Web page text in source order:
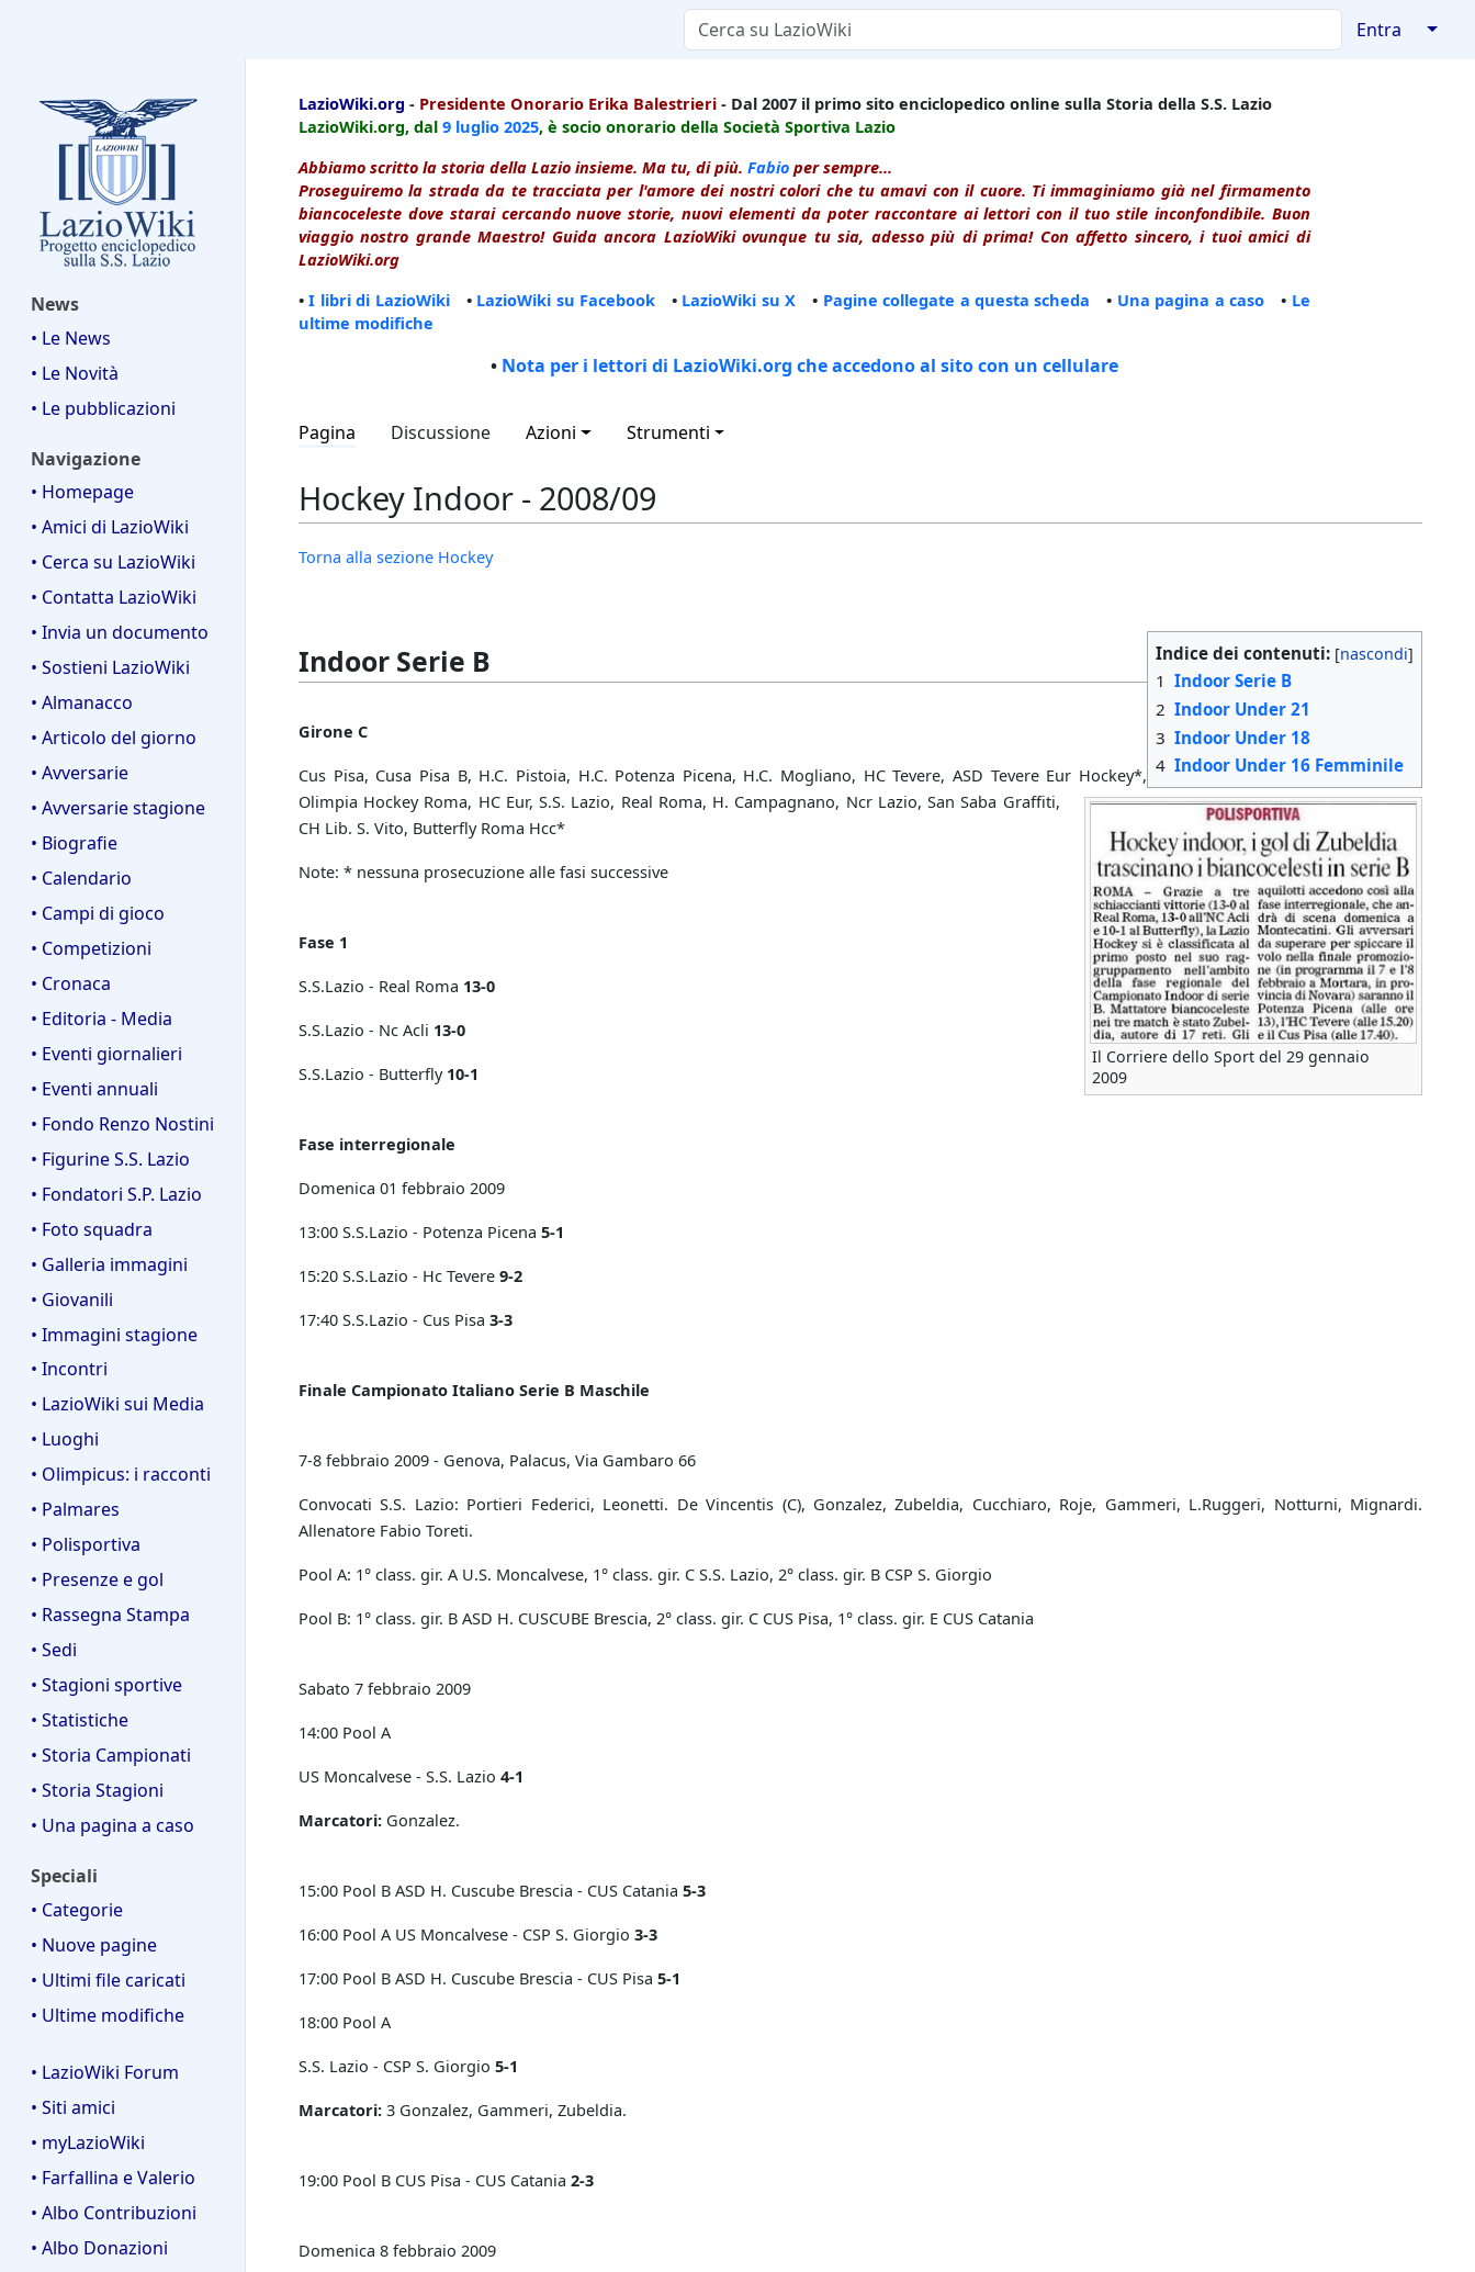
Entra ↓
News
• Le News
• Le Novità
• Le pubblicazioni
Navigazione
• Homepage
• Amici di LazioWiki
• Cerca su LazioWiki
• Contatta LazioWiki
• Invia un documento
• Sostieni LazioWiki
• Almanacco
• Articolo del giorno
• Avversarie
• Avversarie stagione
• Biografie
• Calendario
• Campi di gioco
• Competizioni
• Cronaca
• Editoria - Media
• Eventi giornalieri
• Eventi annuali
• Fondo Renzo Nostini
• Figurine S.S. Lazio
• Fondatori S.P. Lazio
• Foto squadra
• Galleria immagini
• Giovanili
• Immagini stagione
• Incontri
• LazioWiki sui Media
• Luoghi
• Olimpicus: i racconti
• Palmares
• Polisportiva
• Presenze e gol
• Rassegna Stampa
• Sedi
• Stagioni sportive
• Statistiche
• Storia Campionati
• Storia Stagioni
• Una pagina a caso
Speciali
• Categorie
• Nuove pagine
• Ultimi file caricati
• Ultime modifiche
• LazioWiki Forum
• Siti amici
• myLazioWiki
• Farfallina e Valerio
• Albo Contribuzioni
• Albo Donazioni
LazioWiki.org - Presidente Onorario Erika Balestrieri - Dal 2007 il primo sito enciclopedico online sulla Storia della S.S. Lazio
LazioWiki.org, dal 9 luglio 2025, è socio onorario della Società Sportiva Lazio
Abbiamo scritto la storia della Lazio insieme. Ma tu, di più. Fabio per sempre...
Proseguiremo la strada da te tracciata per l'amore dei nostri colori che tu amavi con il cuore. Ti immaginiamo già nel firmamento
biancoceleste dove starai cercando nuove storie, nuovi elementi da poter raccontare ai lettori con il tuo stile inconfondibile. Buon
viaggio nostro grande Maestro! Guida ancora LazioWiki ovunque tu sia, adesso più di prima! Con affetto sincero, i tuoi amici di
LazioWiki.org
•I libri di LazioWiki• LazioWiki su Facebook • LazioWiki su X • Pagine collegate a questa scheda • Una pagina a caso • Le
ultime modifiche
• Nota per i lettori di LazioWiki.org che accedono al sito con un cellulare
Pagina Discussione Azioni Strumenti
Hockey Indoor - 2008/09
Torna alla sezione Hockey
Indice dei contenuti:
1 Indoor Serie B
2 Indoor Under 21
3 Indoor Under 18
4 Indoor Under 16 Femminile
Indoor Serie B
Il Corriere dello Sport del 29 gennaio
2009
Girone C
Cus Pisa, Cusa Pisa B, H.C. Pistoia, H.C. Potenza Picena, H.C. Mogliano, HC Tevere, ASD Tevere Eur Hockey*,
Olimpia Hockey Roma, HC Eur, S.S. Lazio, Real Roma, H. Campagnano, Ncr Lazio, San Saba Graffiti,
CH Lib. S. Vito, Butterfly Roma Hcc*
Note: * nessuna prosecuzione alle fasi successive
Fase 1
S.S.Lazio - Real Roma 13-0
S.S.Lazio - Nc Acli 13-0
S.S.Lazio - Butterfly 10-1
Fase interregionale
Domenica 01 febbraio 2009
13:00 S.S.Lazio - Potenza Picena 5-1
15:20 S.S.Lazio - Hc Tevere 9-2
17:40 S.S.Lazio - Cus Pisa 3-3
Finale Campionato Italiano Serie B Maschile
7-8 febbraio 2009 - Genova, Palacus, Via Gambaro 66
Convocati S.S. Lazio: Portieri Federici, Leonetti. De Vincentis (C), Gonzalez, Zubeldia, Cucchiaro, Roje, Gammeri, L.Ruggeri, Notturni, Mignardi.
Allenatore Fabio Toreti.
Pool A: 1° class. gir. A U.S. Moncalvese, 1° class. gir. C S.S. Lazio, 2° class. gir. B CSP S. Giorgio
Pool B: 1° class. gir. B ASD H. CUSCUBE Brescia, 2° class. gir. C CUS Pisa, 1° class. gir. E CUS Catania
Sabato 7 febbraio 2009
14:00 Pool A
US Moncalvese - S.S. Lazio 4-1
Marcatori: Gonzalez.
15:00 Pool B ASD H. Cuscube Brescia - CUS Catania 5-3
16:00 Pool A US Moncalvese - CSP S. Giorgio 3-3
17:00 Pool B ASD H. Cuscube Brescia - CUS Pisa 5-1
18:00 Pool A
S.S. Lazio - CSP S. Giorgio 5-1
Marcatori: 3 Gonzalez, Gammeri, Zubeldia.
19:00 Pool B CUS Pisa - CUS Catania 2-3
Domenica 8 febbraio 2009